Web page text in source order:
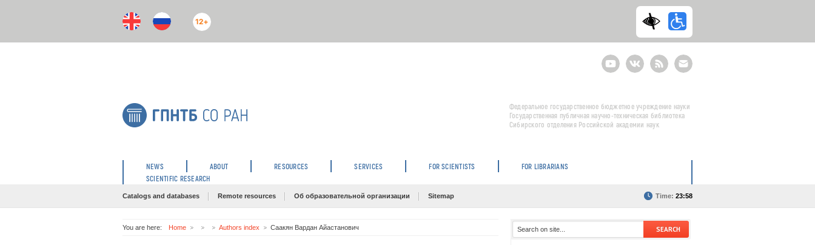
12+
YoutubeВКонтактеRSS
E-
mail
подписка
Федеральное государственное бюджетное учреждение науки
Государственная публичная научно-техническая библиотека
Сибирского отделения Российской академии наук
NEWS ABOUT RESOURCES SERVICES FOR SCIENTISTS
FOR LIBRARIANS
SCIENTIFIC RESEARCH
Catalogs and databases Remote resources Об образовательной организации Sitemap Time: 23:58
You are here: Home Authors index Саакян Вардан Айастанович